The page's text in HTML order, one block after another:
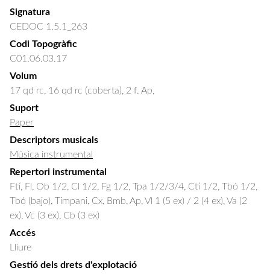
Signatura
CEDOC 1.5.1_263
Codi Topogràfic
C01.06.03.17
Volum
17 qd rc, 16 qd rc (coberta), 2 f. Ap,
Suport
Paper
Descriptors musicals
Música instrumental
Repertori instrumental
Ftí, Fl, Ob 1/2, Cl 1/2, Fg 1/2, Tpa 1/2/3/4, Ctí 1/2, Tbó 1/2,
Tbó (bajo), Timpani, Cx, Bmb, Ap, Vl 1 (5 ex) / 2 (4 ex), Va (2
ex), Vc (3 ex), Cb (3 ex)
Accés
Lliure
Gestió dels drets d'explotació